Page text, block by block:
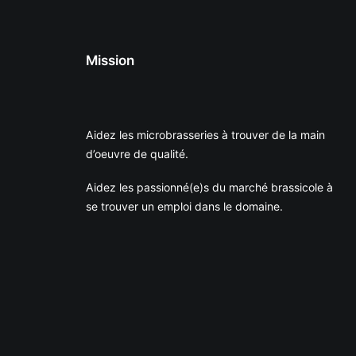
Mission
Aidez les microbrasseries à trouver de la main
d’oeuvre de qualité.
Aidez les passionné(e)s du marché brassicole à
se trouver un emploi dans le domaine.